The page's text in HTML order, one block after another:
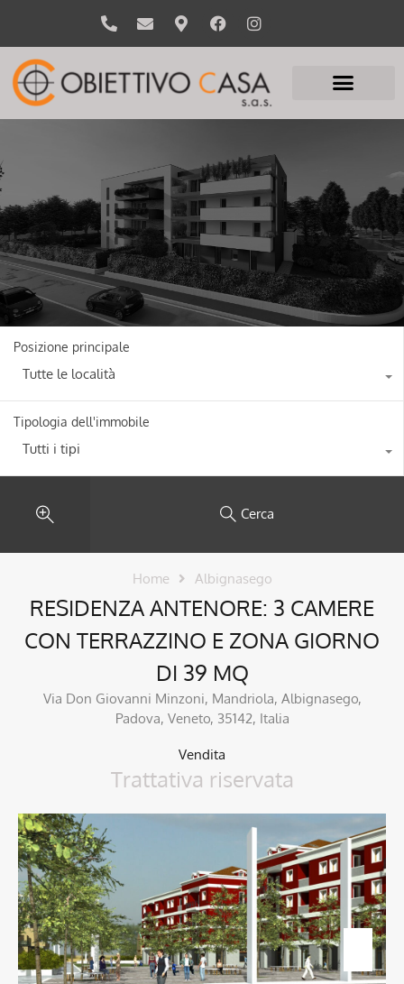
Posizione principale
Tutte le località
Tipologia dell'immobile
Tutti i tipi
Cerca
Home Albignasego
RESIDENZA ANTENORE: 3 CAMERE
CON TERRAZZINO E ZONA GIORNO
DI 39 MQ
Via Don Giovanni Minzoni, Mandriola, Albignasego,
Padova, Veneto, 35142, Italia
Vendita
Trattativa riservata